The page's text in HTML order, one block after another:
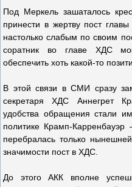
Под Меркель зашаталось
принести в жертву пост
настолько слабым по своим
соратник во главе ХДС
обеспечить хоть какой-то
В этой связи в СМИ сразу
секретаря ХДС Аннегрет
удобства обращения стали
политике Крамп-
перебралась только
значимости пост в ХДС.
До этого АКК вполне